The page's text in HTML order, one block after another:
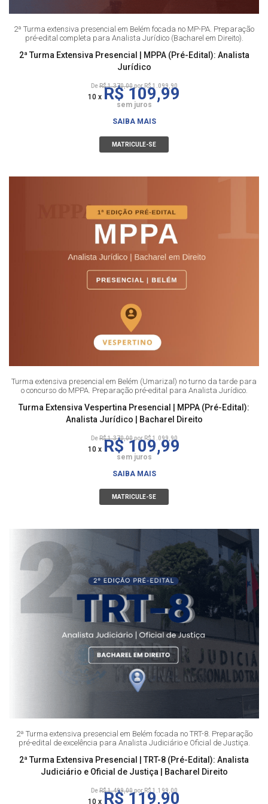
2ª Turma extensiva presencial em Belém focada no MP-PA. Preparação
pré-edital completa para Analista Jurídico (Bacharel em Direito).
2ª Turma Extensiva Presencial | MPPA (Pré-Edital): Analista
Jurídico
DeR$ 1.370,00por R$ 1.099,90
10 x R$ 109,99
sem juros
SAIBA MAIS
MATRICULE-SE
Turma extensiva presencial em Belém (Umarizal) no turno da tarde para
o concurso do MPPA. Preparação pré-edital para Analista Jurídico.
Turma Extensiva Vespertina Presencial | MPPA (Pré-Edital):
Analista Jurídico | Bacharel Direito
DeR$ 1.370,00por R$ 1.099,90
10 x R$ 109,99
sem juros
SAIBA MAIS
MATRICULE-SE
2ª Turma extensiva presencial em Belém focada no TRT-8. Preparação
pré-edital de excelência para Analista Judiciário e Oficial de Justiça.
2ª Turma Extensiva Presencial | TRT-8 (Pré-Edital): Analista
Judiciário e Oficial de Justiça | Bacharel Direito
DeR$ 1.499,00por R$ 1.199,00
10 x R$ 119,90